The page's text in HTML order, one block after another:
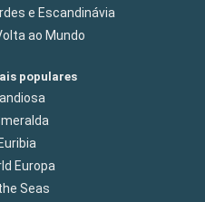
e Escandinávia
ao Mundo
populares
Europa
Seas